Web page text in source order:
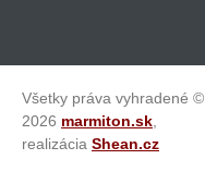
Všetky práva vyhradené ©
2026 marmiton.sk
realizácia Shean.cz